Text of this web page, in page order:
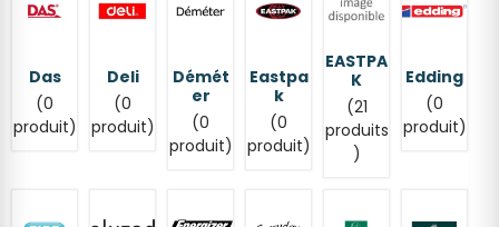
Das
(0
produit)
Deli
(0
produit)
Démét
er
(0
produit)
Eastpa
k
(0
produit)
EASTPA
K
(21
produits
)
Edding
(0
produit)